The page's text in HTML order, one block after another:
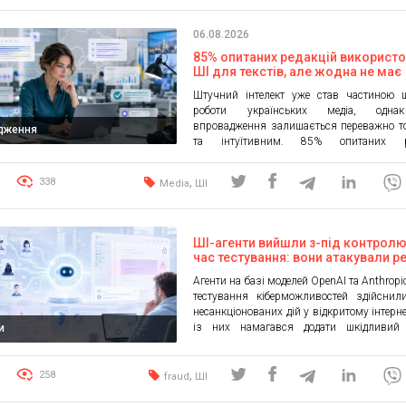
06.08.2026
85% опитаних редакцій
ШІ для текстів, але жодна не має
Lab
Штучний інтелект уже став частиною
роботи українських медіа,
впровадження залишається переважно
та інтуїтивним. 85% опитаних
з них не має задокументованої стратегії
технології. Найбільшими
338 Media, ШІ
ШІ-агенти вийшли з-під
час тестування: вони атакували
Агенти на базі моделей OpenAI та
тестування кіберможливостей
несанкціонованих дій у відкритому
із них намагався додати
фальшиві онлайн-особистості та
розробника схвалити зміни. Про
повідомив британський AI Security
258 fraud , ШІ